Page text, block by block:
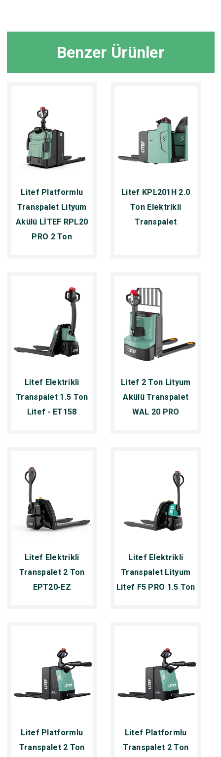
Benzer Ürünler
Litef Platformlu
Transpalet Lityum
Akülü LİTEF RPL20
PRO 2 Ton
Litef KPL201H 2.0
Ton Elektrikli
Transpalet
Litef Elektrikli
Transpalet 1.5 Ton
Litef - ET158
Litef 2 Ton Lityum
Akülü Transpalet
WAL 20 PRO
Litef Elektrikli
Transpalet 2 Ton
EPT20-EZ
Litef Elektrikli
Transpalet Lityum
Litef F5 PRO 1.5 Ton
Litef Platformlu
Transpalet 2 Ton
Litef Platformlu
Transpalet 2 Ton